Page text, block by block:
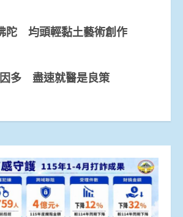
陀 均頭輕黏土藝術創作
多 盡速就醫是良策